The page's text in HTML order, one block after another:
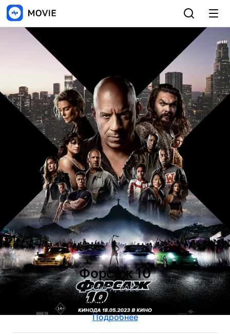
Форсаж 10
Fast X, 2023
боевик, криминал
Подробнее